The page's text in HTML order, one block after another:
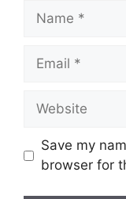
Name
Email
Website
Save my
browser for